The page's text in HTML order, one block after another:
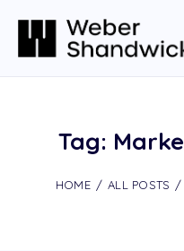
Tag:
HOME ALL POSTS